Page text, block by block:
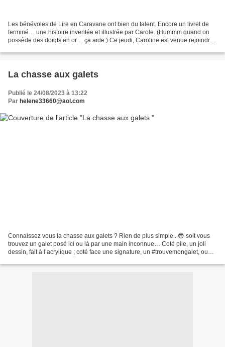
Les bénévoles de Lire en Caravane ont bien du talent. Encore un livret de
terminé… une histoire inventée et illustrée par Carole. (Hummm quand on
possède des doigts en or… ça aide.) Ce jeudi, Caroline est venue rejoindre
La chasse aux galets
Publié le 24/08/2023 à 13:22
Par helene33660@aol.com
Connaissez vous la chasse aux galets ? Rien de plus simple.. 😎 soit vous
trouvez un galet posé ici ou là par une main inconnue… Coté pile, un joli
dessin, fait à l’acrylique ; coté face une signature, un #trouvemongalet, ou